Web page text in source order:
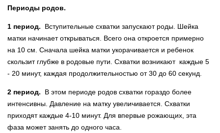
Периоды родов.
1 период.
Вступительные схватки запускают роды. Шейка
матки начинает открываться. Всего она откроется примерно
на 10 см. Сначала шейка матки укорачивается и ребенок
скользит глубже в родовые пути. Схватки возникают каждые 5
- 20 минут, каждая продолжительностью от 30 до 60 секунд.
2 период.
В этом периоде родов схватки гораздо более
интенсивны. Давление на матку увеличивается. Схватки
приходят каждые 4-10 минут. Для впервые рожающих, эта
фаза может занять до одного часа.